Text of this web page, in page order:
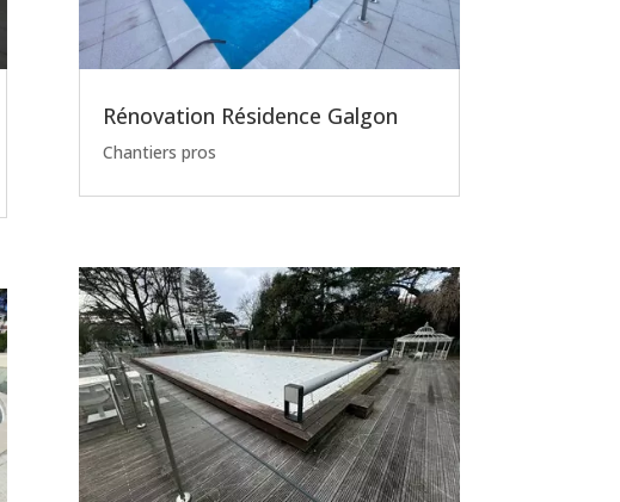
Rénovation Résidence Galgon
Chantiers pros